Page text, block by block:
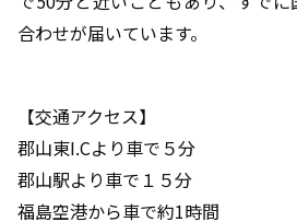
合わせが届いています。
【交通アクセス】
郡山東I.Cより車で５分
郡山駅より車で１５分
福島空港から車で約1時間